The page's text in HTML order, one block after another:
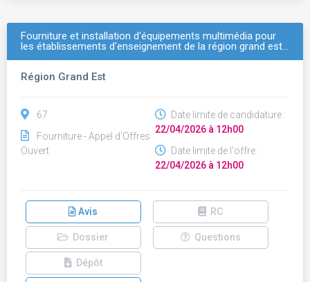
Fourniture et installation d'équipements multimédia pour
les établissements d'enseignement de la région grand est…
Région Grand Est
67
Fourniture - Appel d'Offres
Ouvert
Date limite de candidature :
22/04/2026 à 12h00
Date limite de l'offre :
22/04/2026 à 12h00
Avis RC
Dossier Questions
Dépôt